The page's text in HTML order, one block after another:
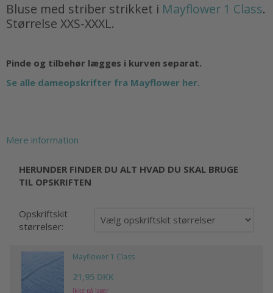
Bluse med striber strikket i Mayflower 1 Class.
Størrelse XXS-XXXL.
Pinde og tilbehør lægges i kurven separat.
Se alle dameopskrifter fra Mayflower her.
Mere information
HERUNDER FINDER DU ALT HVAD DU SKAL BRUGE
TIL OPSKRIFTEN
Opskriftskit
størrelser:
Mayflower 1 Class
21,95 DKK
Ikke på lager